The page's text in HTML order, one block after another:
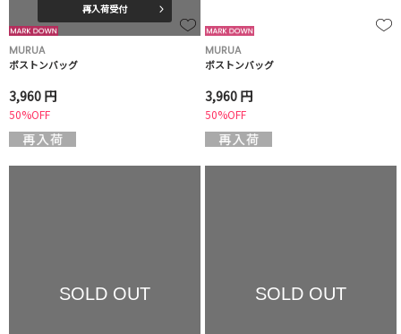
再入荷受付
MURUA
ボストンバッグ
3,960 円
50%OFF
MURUA
ボストンバッグ
3,960 円
50%OFF
SOLD OUT SOLD OUT